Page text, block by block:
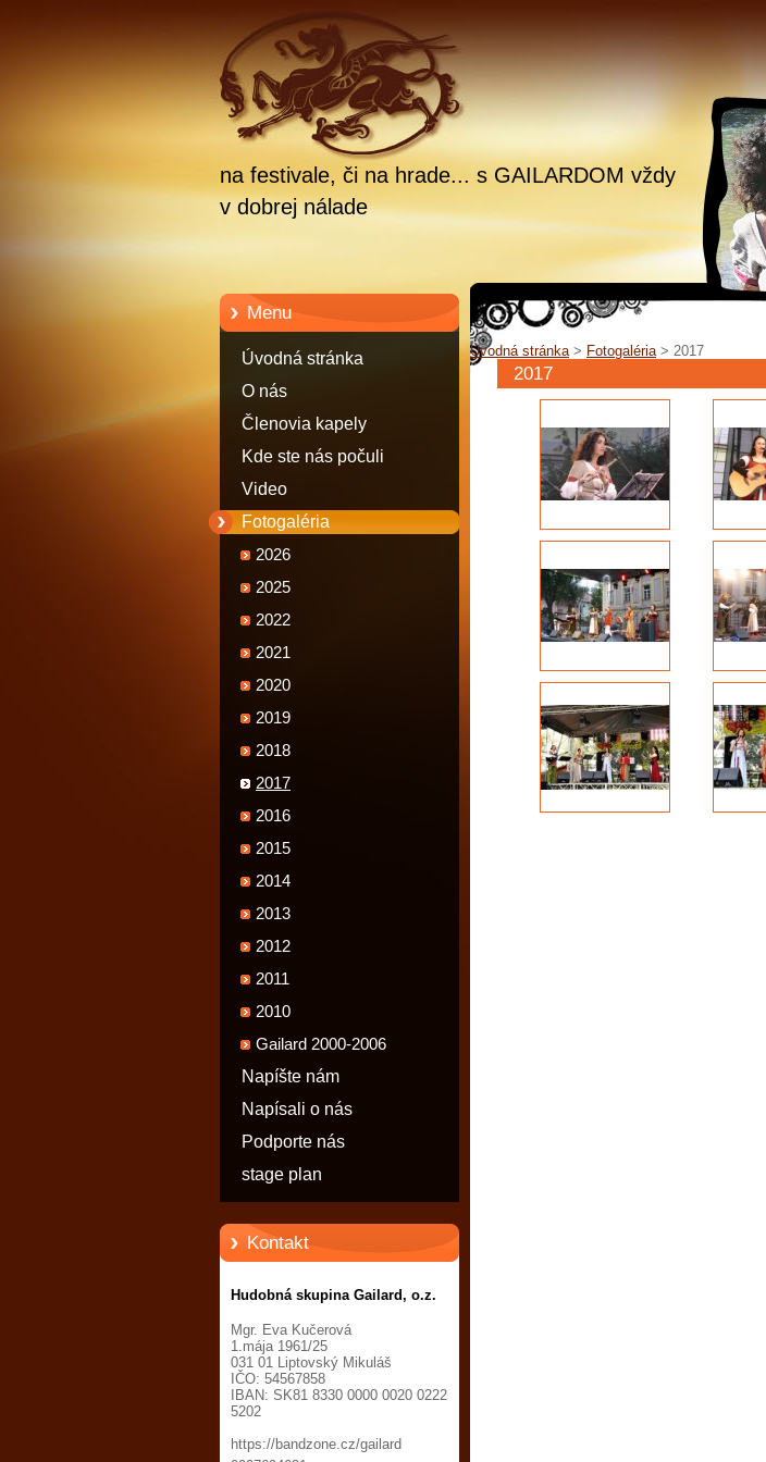
na festivale, či na hrade... s GAILARDOM vždy
v dobrej nálade
Menu
Úvodná stránka
O nás
Členovia kapely
Kde ste nás počuli
Video
Fotogaléria
2026
2025
2022
2021
2020
2019
2018
2017
2016
2015
2014
2013
2012
2011
2010
Gailard 2000-2006
Napíšte nám
Napísali o nás
Podporte nás
stage plan
Kontakt
Hudobná skupina Gailard, o.z.
Mgr. Eva Kučerová
1.mája 1961/25
031 01 Liptovský Mikuláš
IČO: 54567858
IBAN: SK81 8330 0000 0020 0222
5202
https://bandzone.cz/gailard
Úvodná stránka > Fotogaléria > 2017
2017